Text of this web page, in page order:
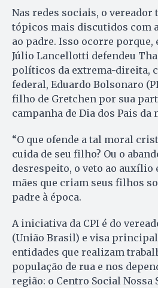
Nas redes sociais, o vereador
tópicos mais discutidos com
ao padre. Isso ocorre porque,
Júlio Lancellotti defendeu
políticos da extrema-direita,
federal, Eduardo Bolsonaro
filho de Gretchen por sua
campanha de Dia dos Pais da
“O que ofende a tal moral
cuida de seu filho? Ou o
desrespeito, o veto ao auxílio
mães que criam seus filhos
padre à época.
A iniciativa da CPI é do
(União Brasil) e visa
entidades que realizam
população de rua e nos
região: o Centro Social Nossa